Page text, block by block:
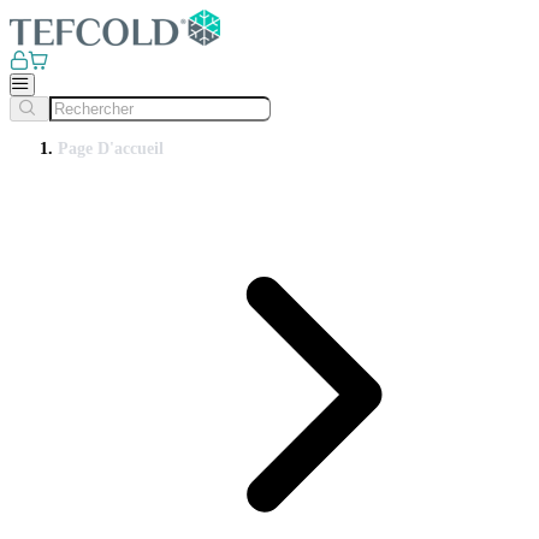
Page D'accueil